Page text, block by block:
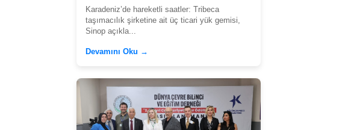
Karadeniz’de hareketli saatler: Tribeca
taşımacılık şirketine ait üç ticari yük gemisi,
Sinop açıkla...
Devamını Oku →